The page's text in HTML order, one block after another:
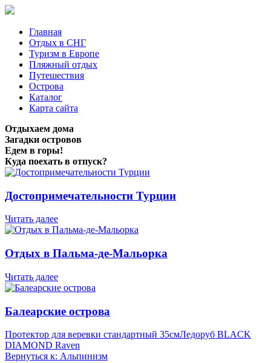
Главная
Отдых в СНГ
Туризм в Европе
Пляжный отдых
Путешествия
Острова
Каталог
Карта сайта
Отдыхаем дома
Загадки островов
Едем в горы!
Куда поехать в отпуск?
Достопримечательности Турции
Читать далее
Отдых в Пальма-де-Мальорка
Читать далее
Балеарские острова
Протектор для веревки стандартный 35смЛедоруб BLACK
DIAMOND Raven
Вернуться к: Альпинизм